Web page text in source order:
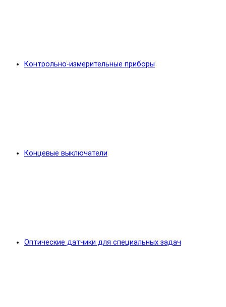
Контрольно-измерительные приборы
Концевые выключатели
Оптические датчики для специальных задач